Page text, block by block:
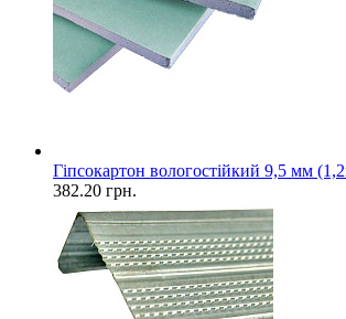
Гіпсокартон вологостійкий 9,5 мм
382.20 грн.